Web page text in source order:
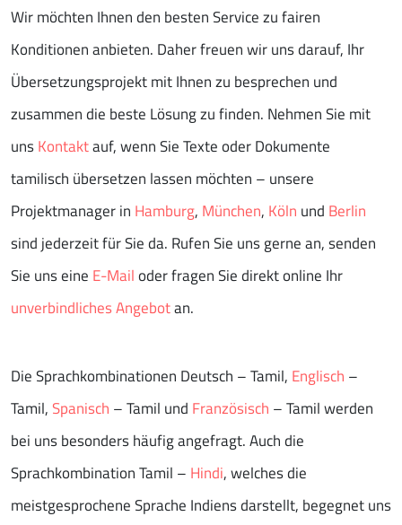
Wir möchten Ihnen den besten Service zu fairen
Konditionen anbieten. Daher freuen wir uns darauf, Ihr
Übersetzungsprojekt mit Ihnen zu besprechen und
zusammen die beste Lösung zu finden. Nehmen Sie mit
unsKontaktauf, wenn Sie Texte oder Dokumente
tamilisch übersetzen lassen möchten – unsere
Projektmanager in Hamburg, München, Köln und Berlin
sind jederzeit für Sie da. Rufen Sie uns gerne an, senden
Sie uns eine E-Mailoder fragen Sie direkt online Ihr
unverbindliches Angebotan.
Die Sprachkombinationen Deutsch – Tamil, Englisch –
Tamil, Spanisch – Tamil und Französisch – Tamil werden
bei uns besonders häufig angefragt. Auch die
Sprachkombination Tamil – Hindi, welches die
meistgesprochene Sprache Indiens darstellt, begegnet uns